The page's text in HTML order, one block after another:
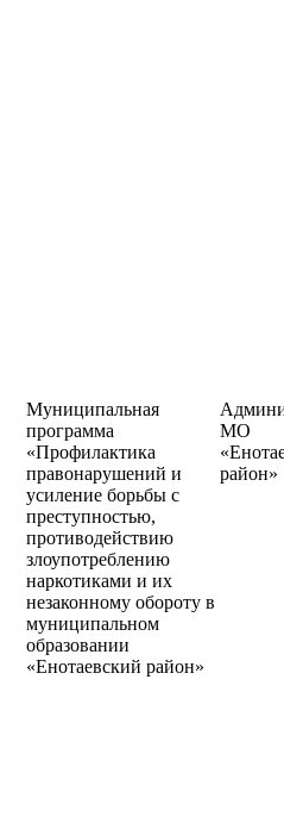
Муниципальная
программа
«Профилактика
правонарушений и
усиление борьбы с
преступностью,
противодействию
злоупотреблению
наркотиками и их
незаконному обороту в
муниципаль­ном
образовании
«Енотаевский район»
МО
район»